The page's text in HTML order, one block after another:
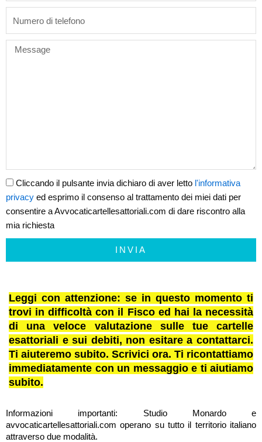
Message
Cliccando il pulsante invia dichiaro di aver letto l'informativa
privacy ed esprimo il consenso al trattamento dei miei dati per
consentire a Avvocaticartellesattoriali.com di dare riscontro alla
mia richiesta
INVIA
Leggi con attenzione: se in questo momento ti
trovi in difficoltà con il Fisco ed hai la necessità
di una veloce valutazione sulle tue cartelle
esattoriali e sui debiti, non esitare a contattarci.
Ti aiuteremo subito. Scrivici ora. Ti ricontattiamo
immediatamente con un messaggio e ti aiutiamo
subito.
Informazioni importanti: Studio Monardo e
avvocaticartellesattoriali.com operano su tutto il territorio italiano
attraverso due modalità.